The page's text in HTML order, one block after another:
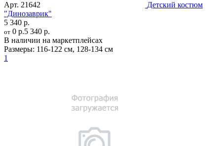
Арт. 21642
Детский костюм
"Динозаврик"
5 340 р.
от 0 р.5 340 р.
В наличии на маркетплейсах
Размеры: 116-122 см, 128-134 см
1